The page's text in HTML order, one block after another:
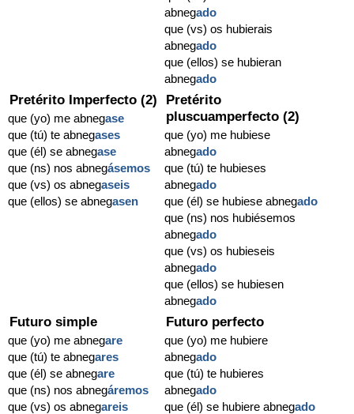
abnegado
que (vs) os hubierais
abnegado
que (ellos) se hubieran
abnegado
Pretérito Imperfecto (2)
que (yo) me abnegase
que (tú) te abnegases
que (él) se abnegase
que (ns) nos abnegásemos
que (vs) os abnegaseis
que (ellos) se abnegasen
Pretérito
pluscuamperfecto (2)
que (yo) me hubiese
abnegado
que (tú) te hubieses
abnegado
que (él) se hubiese abnegado
que (ns) nos hubiésemos
abnegado
que (vs) os hubieseis
abnegado
que (ellos) se hubiesen
abnegado
Futuro simple
que (yo) me abnegare
que (tú) te abnegares
que (él) se abnegare
que (ns) nos abnegáremos
que (vs) os abnegareis
Futuro perfecto
que (yo) me hubiere
abnegado
que (tú) te hubieres
abnegado
que (él) se hubiere abnegado